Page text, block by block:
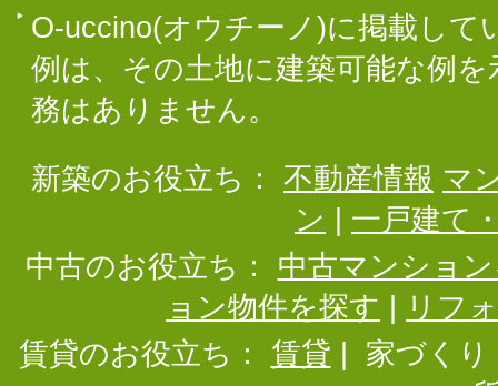
O-uccino(オウチーノ)に掲載して
例は、その土地に建築可能な例
務はありません。
新築のお役立ち： 不動産情報 マ
ン
一戸建て
中古のお役立ち：
中古マンショ
ョン物件を探す
リフ
賃貸のお役立ち：
賃貸
家づくり